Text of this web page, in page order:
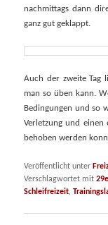
nachmittags dann
ganz gut geklappt.
Auch der zweite Tag
man so üben kann.
Bedingungen und so
Verletzung und einen
behoben werden
Veröffentlicht unter
Verschlagwortet mit
Schleifreizeit,